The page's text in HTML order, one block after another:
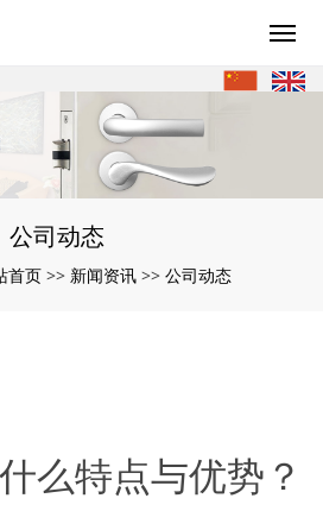
公司动态
首页 >> 新闻资讯 >> 公司动态
么特点与优势？